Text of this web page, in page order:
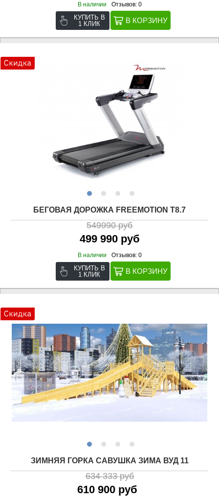
В наличии Отзывов: 0
КУПИТЬ В
1 КЛИК
БЕГОВАЯ ДОРОЖКА FREEMOTION T8.7
549990 руб
499 990 руб
В наличии Отзывов: 0
КУПИТЬ В
1 КЛИК
ЗИМНЯЯ ГОРКА САВУШКА ЗИМА ВУД 11
634 333 руб
610 900 руб